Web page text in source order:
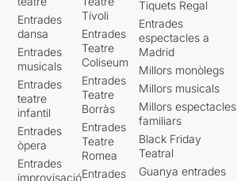
Entrades
dansa
Entrades
musicals
Entrades
teatre
infantil
Entrades
òpera
Entrades
improvisació
Tívoli
Entrades
Teatre
Coliseum
Entrades
Teatre
Borràs
Entrades
Teatre
Romea
Entrades
Tiquets Regal
Entrades
espectacles a
Madrid
Millors monòlegs
Millors musicals
Millors espectacles
familiars
Black Friday
Teatral
Guanya entrades